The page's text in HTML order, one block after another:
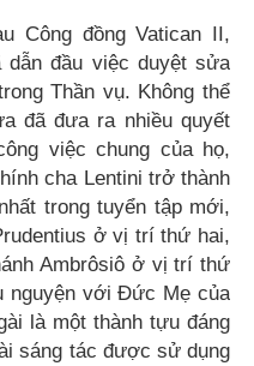
Công đồng Vatican II,
dẫn đầu việc duyệt sửa
Thần vụ. Không thể
đã đưa ra nhiều quyết
việc chung của họ,
cha Lentini trở thành
trong tuyển tập mới,
ở vị trí thứ hai,
Ambrôsiô ở vị trí thứ
nguyện với Đức Mẹ của
là một thành tựu đáng
sáng tác được sử dụng